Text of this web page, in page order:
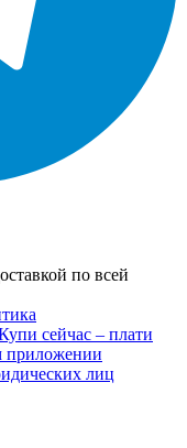
по всей
сейчас – плати
приложении
лиц